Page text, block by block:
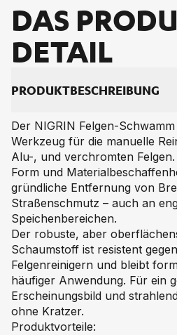
DAS
DE­TAIL
PRO­DUKT­BE­SCHREI­BUNG
Der NIGRIN Felgen-Schwamm
Werkzeug für die manuelle
Alu-, und verchromten Felgen.
Form und
gründliche Entfernung von
Straßenschmutz – auch an
Speichenbereichen.
Der robuste, aber
Schaumstoff ist resistent
Felgenreinigern und bleibt
häufiger Anwendung. Für ein
Erscheinungsbild und
ohne Kratzer.
Produktvorteile: